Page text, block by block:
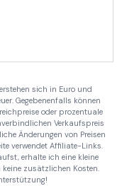
sich in Euro und
Gegebenenfalls können
oder prozentuale
Verkaufspreis
Änderungen von Preisen
verwendet Affiliate-Links.
erhalte ich eine kleine
zusätzlichen Kosten.